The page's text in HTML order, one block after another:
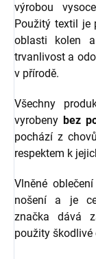
výrobou
Použitý textil je
oblasti kolen
trvanlivost a
v přírodě.
Všechny
vyrobenybez
pochází z
respektem k
Vlněné
nošení a je
značka dává
použity škodlivé